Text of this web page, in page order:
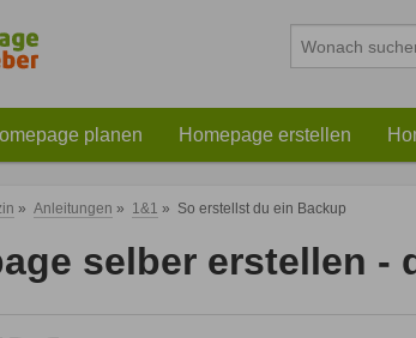
planen Homepage erstellen
» Anleitungen » 1&1 » So erstellst du ein Backup
selber erstellen -